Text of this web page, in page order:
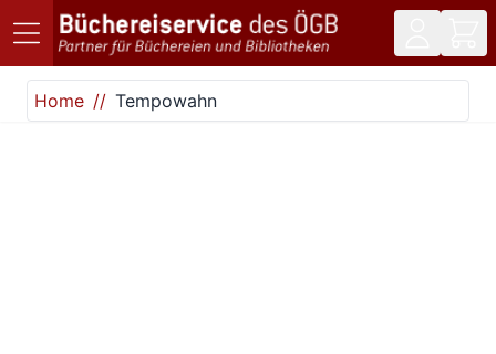
Direkt zum Inhalt
Home
Tempowahn